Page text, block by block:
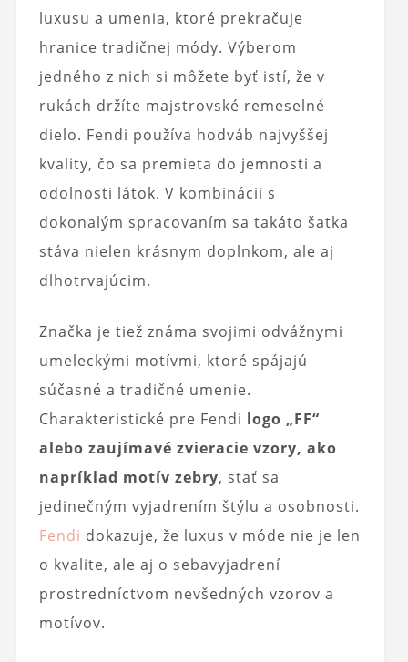
luxusu a umenia, ktoré prekračuje
hranice tradičnej módy. Výberom
jedného z nich si môžete byť istí, že v
rukách držíte majstrovské remeselné
dielo. Fendi používa hodváb najvyššej
kvality, čo sa premieta do jemnosti a
odolnosti látok. V kombinácii s
dokonalým spracovaním sa takáto šatka
stáva nielen krásnym doplnkom, ale aj
dlhotrvajúcim.
Značka je tiež známa svojimi odvážnymi
umeleckými motívmi, ktoré spájajú
súčasné a tradičné umenie.
Charakteristické pre Fendi logo „FF“
alebo zaujímavé zvieracie vzory, ako
napríklad motív zebry, stať sa
jedinečným vyjadrením štýlu a osobnosti.
Fendi dokazuje, že luxus v móde nie je len
o kvalite, ale aj o sebavyjadrení
prostredníctvom nevšedných vzorov a
motívov.